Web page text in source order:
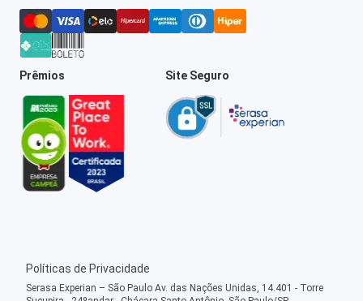
Prêmios Site Seguro
Políticas de Privacidade
Serasa Experian – São Paulo Av. das Nações Unidas, 14.401 - Torre